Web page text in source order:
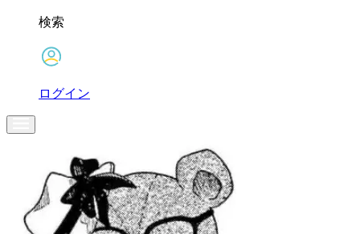
検索
ログイン